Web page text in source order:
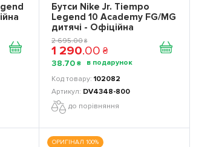
Бутси Nike Jr. Tiempo
Legend 10 Academy FG/MG
дитячі - Офіційна
продукція
2 695.00 ₴
1 290.00 ₴
38.70 ₴
102082
DV4348-800
до порівняння
ОРИГІНАЛ 100%